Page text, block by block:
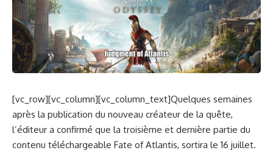
[vc_row][vc_column][vc_column_text]Quelques semaines
après la publication du nouveau créateur de la quête,
l’éditeur a confirmé que la troisième et dernière partie du
contenu téléchargeable Fate of Atlantis, sortira le 16 juillet.